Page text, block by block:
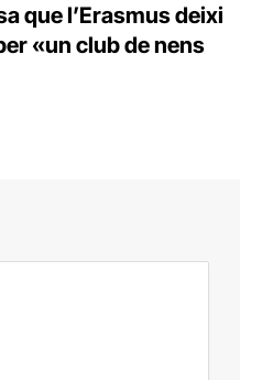
que l’Erasmus deixi
«un club de nens